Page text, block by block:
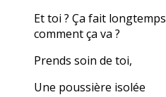
Et toi ? Ça fait
comment ça va ?
Prends soin de toi,
Une poussière isolée